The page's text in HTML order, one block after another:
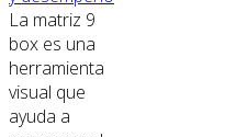
La matriz 9
box es una
herramienta
visual que
ayuda a